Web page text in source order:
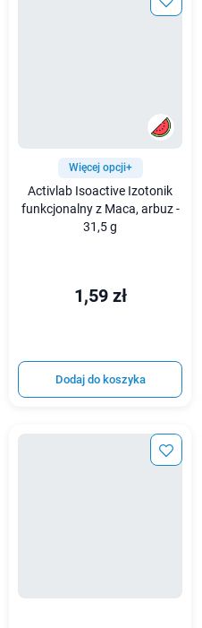
Więcej opcji+
Activlab Isoactive Izotonik
funkcjonalny z Maca, arbuz -
31,5 g
1,59 zł
Dodaj do koszyka